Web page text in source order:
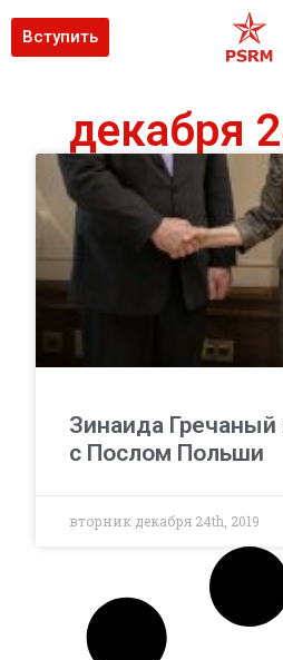
Вступить
декабря
Зинаида Гречаный
с Послом Польши
вторник декабря 24th, 2019